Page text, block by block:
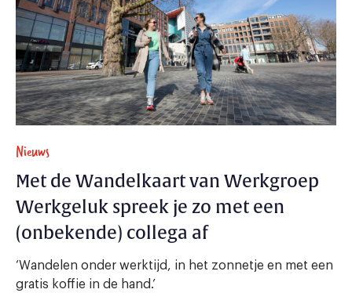
Nieuws
Met de Wandelkaart van Werkgroep
Werkgeluk spreek je zo met een
(onbekende) collega af
‘Wandelen onder werktijd, in het zonnetje en met een
gratis koffie in de hand.’